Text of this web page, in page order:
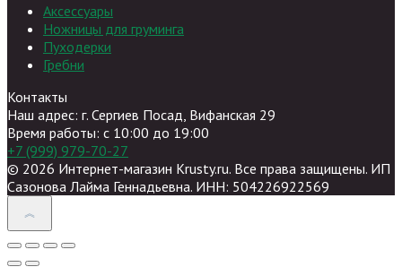
Аксессуары
Ножницы для груминга
Пуходерки
Гребни
Контакты
Наш адрес: г. Сергиев Посад, Вифанская 29
Время работы: c 10:00 до 19:00
+7 (999) 979-70-27
© 2026 Интернет-магазин Krusty.ru. Все права защищены. ИП
Сазонова Лайма Геннадьевна. ИНН: 504226922569